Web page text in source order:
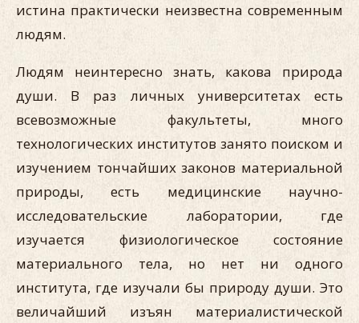
истина практически неизвестна современным
людям.
Людям неинтересно знать, какова природа
души. В раз личных университетах есть
всевозможные факультеты, много
технологических институтов занято поиском и
изучением тончайших законов материальной
природы, есть медицинские научно-
исследовательские лаборатории, где
изучается физиологическое состояние
материального тела, но нет ни одного
института, где изучали бы природу души. Это
величайший изъян материалистической